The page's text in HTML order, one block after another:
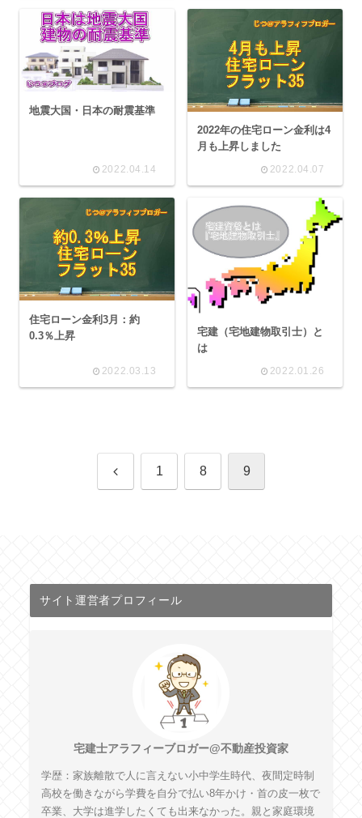
地震大国・日本の耐震基準
2022.04.14
2022年の住宅ローン金利は4
月も上昇しました
2022.04.07
住宅ローン金利3月：約
0.3％上昇
2022.03.13
宅建（宅地建物取引士）と
は
2022.01.26
前 1 8 9
サイト運営者プロフィール
宅建士アラフィーブロガー@不動産投資家
学歴：家族離散で人に言えない小中学生時代、夜間定時制
高校を働きながら学費を自分で払い8年かけ・首の皮一枚で
卒業、大学は進学したくても出来なかった。親と家庭環境